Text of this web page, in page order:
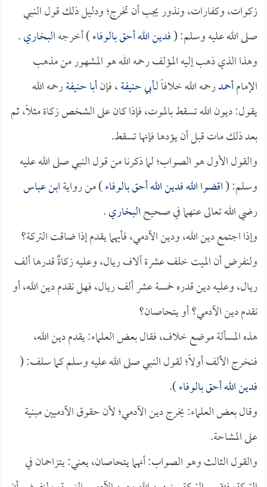
زكوات، وكفارات، ونذور يجب أن تخرج؛ ودليل ذلك قول النبي
صلى الله عليه وسلم: (فدين الله أحق بالوفاء) أخرجهالبخاري.
وهذا الذي ذهب إليه المؤلف رحمه الله هو المشهور من مذهب
الإمامأحمدرحمه الله خلافاً لـأبي حنيفة، فإنأبا حنيفةرحمه الله
يقول: ديون الله تسقط بالموت، فإذا كان على الشخص زكاة مثلاً، ثم
بعد ذلك مات قبل أن يؤدها فإنها تسقط.
والقول الأول هو الصواب؛ لما ذكرنا من قول النبي صلى الله عليه
وسلم: (اقضوا الله فدين الله أحق بالوفاء) من روايةابن عباس
رضي الله تعالى عنهما في صحيحالبخاري.
وإذا اجتمع دين الله، ودين الآدمي، فأيهما يقدم إذا ضاقت التركة؟
ولنفرض أن الميت خلف عشرة آلاف ريال، وعليه زكاةٌ قدرها ألف
ريال، وعليه دين قدره خمسة عشر ألف ريال، فهل نقدم دين الله، أو
نقدم دين الآدمي؟ أو يتحاصان؟
هذه المسألة موضع خلاف، فقال بعض العلماء: يقدم دين الله،
فنخرج الألف أولاً؛ لقول النبي صلى الله عليه وسلم كما سلف: (
فدين الله أحق بالوفاء).
وقال بعض العلماء: يخرج دين الآدمي؛ لأن حقوق الآدميين مبنية
على المشاحة.
والقول الثالث وهو الصواب: أنهما يتحاصان، يعني: يتزاحمان في